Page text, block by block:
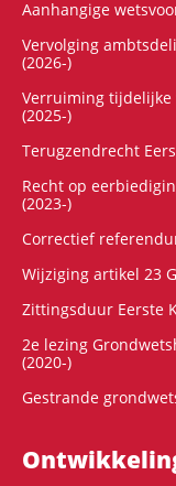
Aanhangige
Vervolging
(2026-)
Verruiming tijdelijke
(2025-)
Terugzendrecht
Recht op
(2023-)
Correctief
Wijziging artikel 23
Zittingsduur Eerste
2e lezing
(2020-)
Gestrande